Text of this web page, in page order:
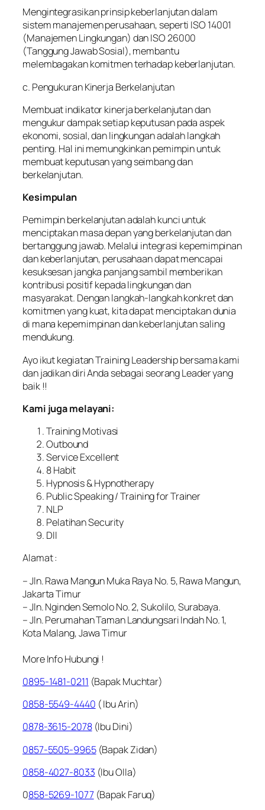
Mengintegrasikan prinsip keberlanjutan dalam
sistem manajemen perusahaan, seperti ISO 14001
(Manajemen Lingkungan) dan ISO 26000
(Tanggung Jawab Sosial), membantu
melembagakan komitmen terhadap keberlanjutan.
c. Pengukuran Kinerja Berkelanjutan
Membuat indikator kinerja berkelanjutan dan
mengukur dampak setiap keputusan pada aspek
ekonomi, sosial, dan lingkungan adalah langkah
penting. Hal ini memungkinkan pemimpin untuk
membuat keputusan yang seimbang dan
berkelanjutan.
Kesimpulan
Pemimpin berkelanjutan adalah kunci untuk
menciptakan masa depan yang berkelanjutan dan
bertanggung jawab. Melalui integrasi kepemimpinan
dan keberlanjutan, perusahaan dapat mencapai
kesuksesan jangka panjang sambil memberikan
kontribusi positif kepada lingkungan dan
masyarakat. Dengan langkah-langkah konkret dan
komitmen yang kuat, kita dapat menciptakan dunia
di mana kepemimpinan dan keberlanjutan saling
mendukung.
Ayo ikut kegiatan Training Leadership bersama kami
dan jadikan diri Anda sebagai seorang Leader yang
baik !!
Kami juga melayani:
Training Motivasi
Outbound
Service Excellent
8 Habit
Hypnosis & Hypnotherapy
Public Speaking / Training for Trainer
NLP
Pelatihan Security
Dll
Alamat :
– Jln. Rawa Mangun Muka Raya No. 5, Rawa Mangun,
Jakarta Timur
– Jln. Nginden Semolo No. 2, Sukolilo, Surabaya.
– Jln. Perumahan Taman Landungsari Indah No. 1,
Kota Malang, Jawa Timur
More Info Hubungi !
0895-1481-0211 (Bapak Muchtar)
0858-5549-4440 ( Ibu Arin)
0878-3615-2078(Ibu Dini)
0857-5505-9965(Bapak Zidan)
0858-4027-8033 (Ibu Olla)
0858-5269-1077(Bapak Faruq)